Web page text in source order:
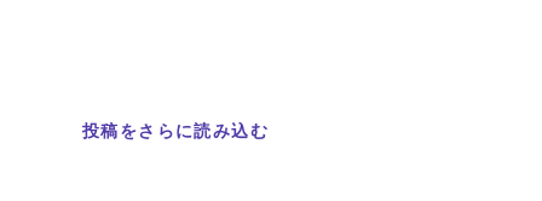
投稿をさらに読み込む